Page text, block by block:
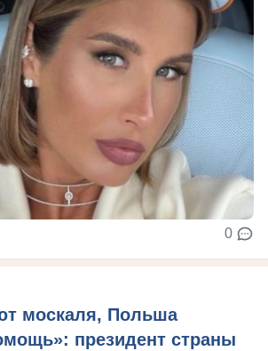
0
москаля, Польша
президент страны